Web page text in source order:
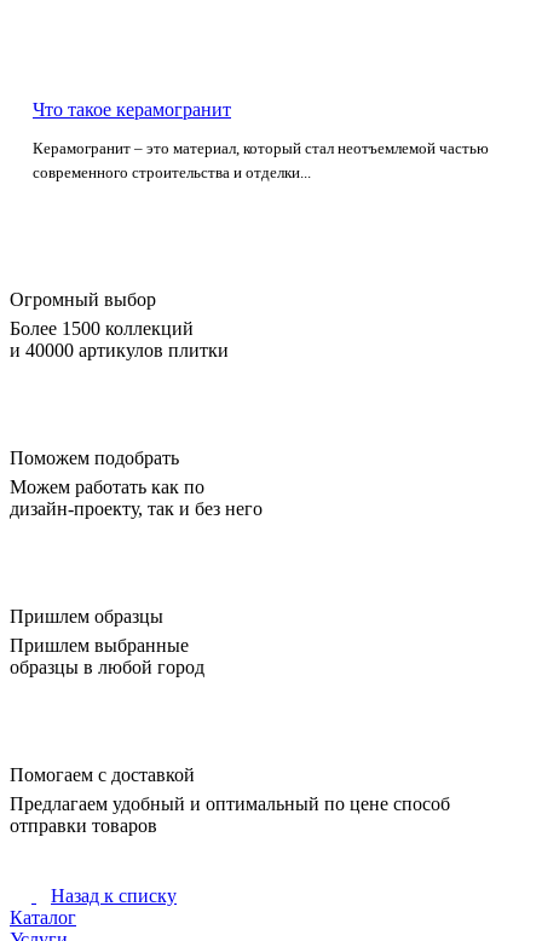
Что такое керамогранит
Керамогранит – это материал, который стал неотъемлемой частью
современного строительства и отделки...
Огромный выбор
Более 1500 коллекций
и 40000 артикулов плитки
Поможем подобрать
Можем работать как по
дизайн-проекту, так и без него
Пришлем образцы
Пришлем выбранные
образцы в любой город
Помогаем с доставкой
Предлагаем удобный и оптимальный по цене способ
отправки товаров
Назад к списку
Каталог